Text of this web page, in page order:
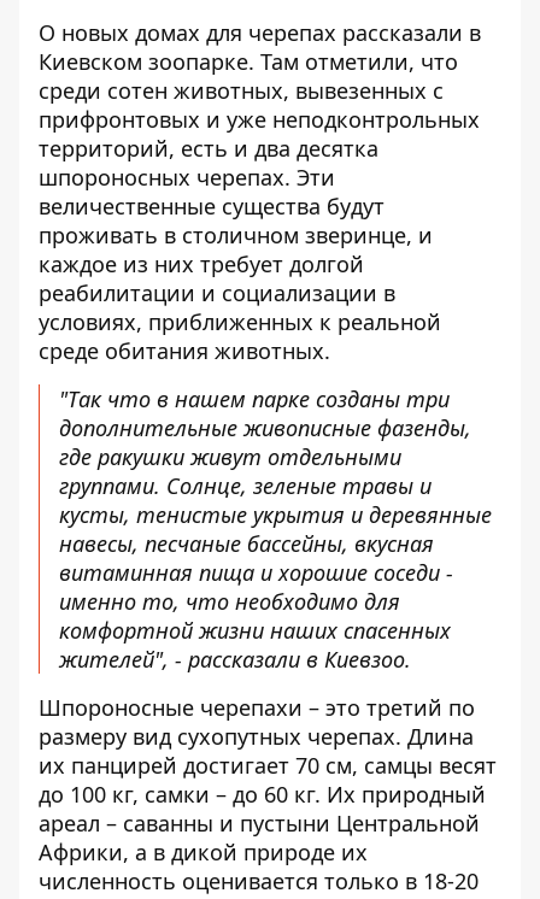
О новых домах для черепах рассказали в
Киевском зоопарке. Там отметили, что
среди сотен животных, вывезенных с
прифронтовых и уже неподконтрольных
территорий, есть и два десятка
шпороносных черепах. Эти
величественные существа будут
проживать в столичном зверинце, и
каждое из них требует долгой
реабилитации и социализации в
условиях, приближенных к реальной
среде обитания животных.
"Так что в нашем парке созданы три
дополнительные живописные фазенды,
где ракушки живут отдельными
группами. Солнце, зеленые травы и
кусты, тенистые укрытия и деревянные
навесы, песчаные бассейны, вкусная
витаминная пища и хорошие соседи -
именно то, что необходимо для
комфортной жизни наших спасенных
жителей", - рассказали в Киевзоо.
Шпороносные черепахи – это третий по
размеру вид сухопутных черепах. Длина
их панцирей достигает 70 см, самцы весят
до 100 кг, самки – до 60 кг. Их природный
ареал – саванны и пустыни Центральной
Африки, а в дикой природе их
численность оценивается только в 18-20